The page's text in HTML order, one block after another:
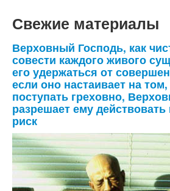
Свежие материалы
Верховный Господь, как
совести каждого живого
его удержаться от
если оно настаивает на
поступать греховно,
разрешает ему действовать
риск